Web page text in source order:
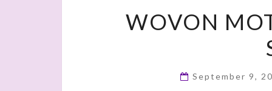
WOVON
September 9,